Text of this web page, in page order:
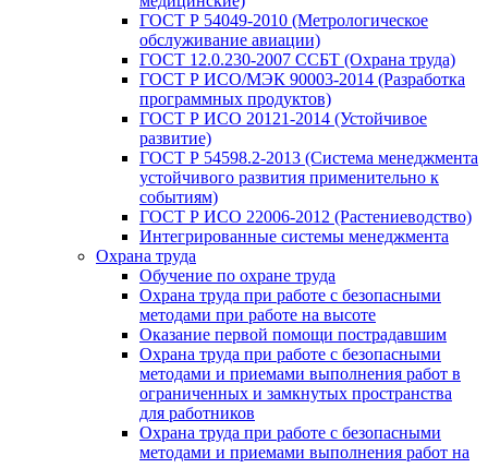
ГОСТ Р 54049-2010 (Метрологическое
обслуживание авиации)
ГОСТ 12.0.230-2007 ССБТ (Охрана труда)
ГОСТ Р ИСО/МЭК 90003-2014 (Разработка
программных продуктов)
ГОСТ Р ИСО 20121-2014 (Устойчивое
развитие)
ГОСТ Р 54598.2-2013 (Система менеджмента
устойчивого развития применительно к
событиям)
ГОСТ Р ИСО 22006-2012 (Растениеводство)
Интегрированные системы менеджмента
Охрана труда
Обучение по охране труда
Охрана труда при работе с безопасными
методами при работе на высоте
Оказание первой помощи пострадавшим
Охрана труда при работе с безопасными
методами и приемами выполнения работ в
ограниченных и замкнутых пространства
для работников
Охрана труда при работе с безопасными
методами и приемами выполнения работ на